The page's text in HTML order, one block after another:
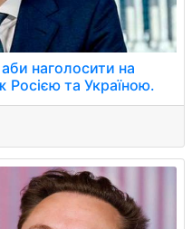
наголосити на
Росією та Україною.